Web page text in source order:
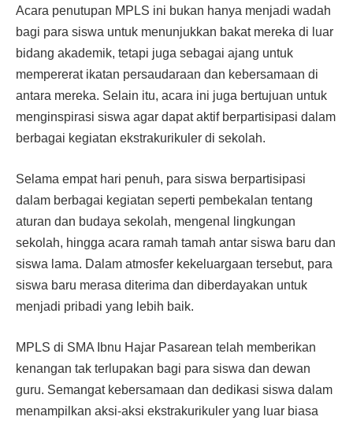
Acara penutupan MPLS ini bukan hanya menjadi wadah
bagi para siswa untuk menunjukkan bakat mereka di luar
bidang akademik, tetapi juga sebagai ajang untuk
mempererat ikatan persaudaraan dan kebersamaan di
antara mereka. Selain itu, acara ini juga bertujuan untuk
menginspirasi siswa agar dapat aktif berpartisipasi dalam
berbagai kegiatan ekstrakurikuler di sekolah.
Selama empat hari penuh, para siswa berpartisipasi
dalam berbagai kegiatan seperti pembekalan tentang
aturan dan budaya sekolah, mengenal lingkungan
sekolah, hingga acara ramah tamah antar siswa baru dan
siswa lama. Dalam atmosfer kekeluargaan tersebut, para
siswa baru merasa diterima dan diberdayakan untuk
menjadi pribadi yang lebih baik.
MPLS di SMA Ibnu Hajar Pasarean telah memberikan
kenangan tak terlupakan bagi para siswa dan dewan
guru. Semangat kebersamaan dan dedikasi siswa dalam
menampilkan aksi-aksi ekstrakurikuler yang luar biasa